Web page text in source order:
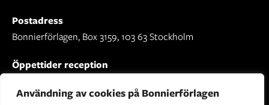
Användning av cookies på Bonnierförlagen
Postadress
Bonnierförlagen, Box 3159, 103 63 Stockholm
Öppettider reception